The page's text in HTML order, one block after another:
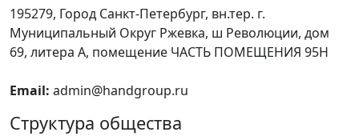
195279, Город Санкт-Петербург, вн.тер. г.
Муниципальный Округ Ржевка, ш Революции, дом
69, литера А, помещение ЧАСТЬ ПОМЕЩЕНИЯ 95Н
Email: admin@handgroup.ru
Структура общества